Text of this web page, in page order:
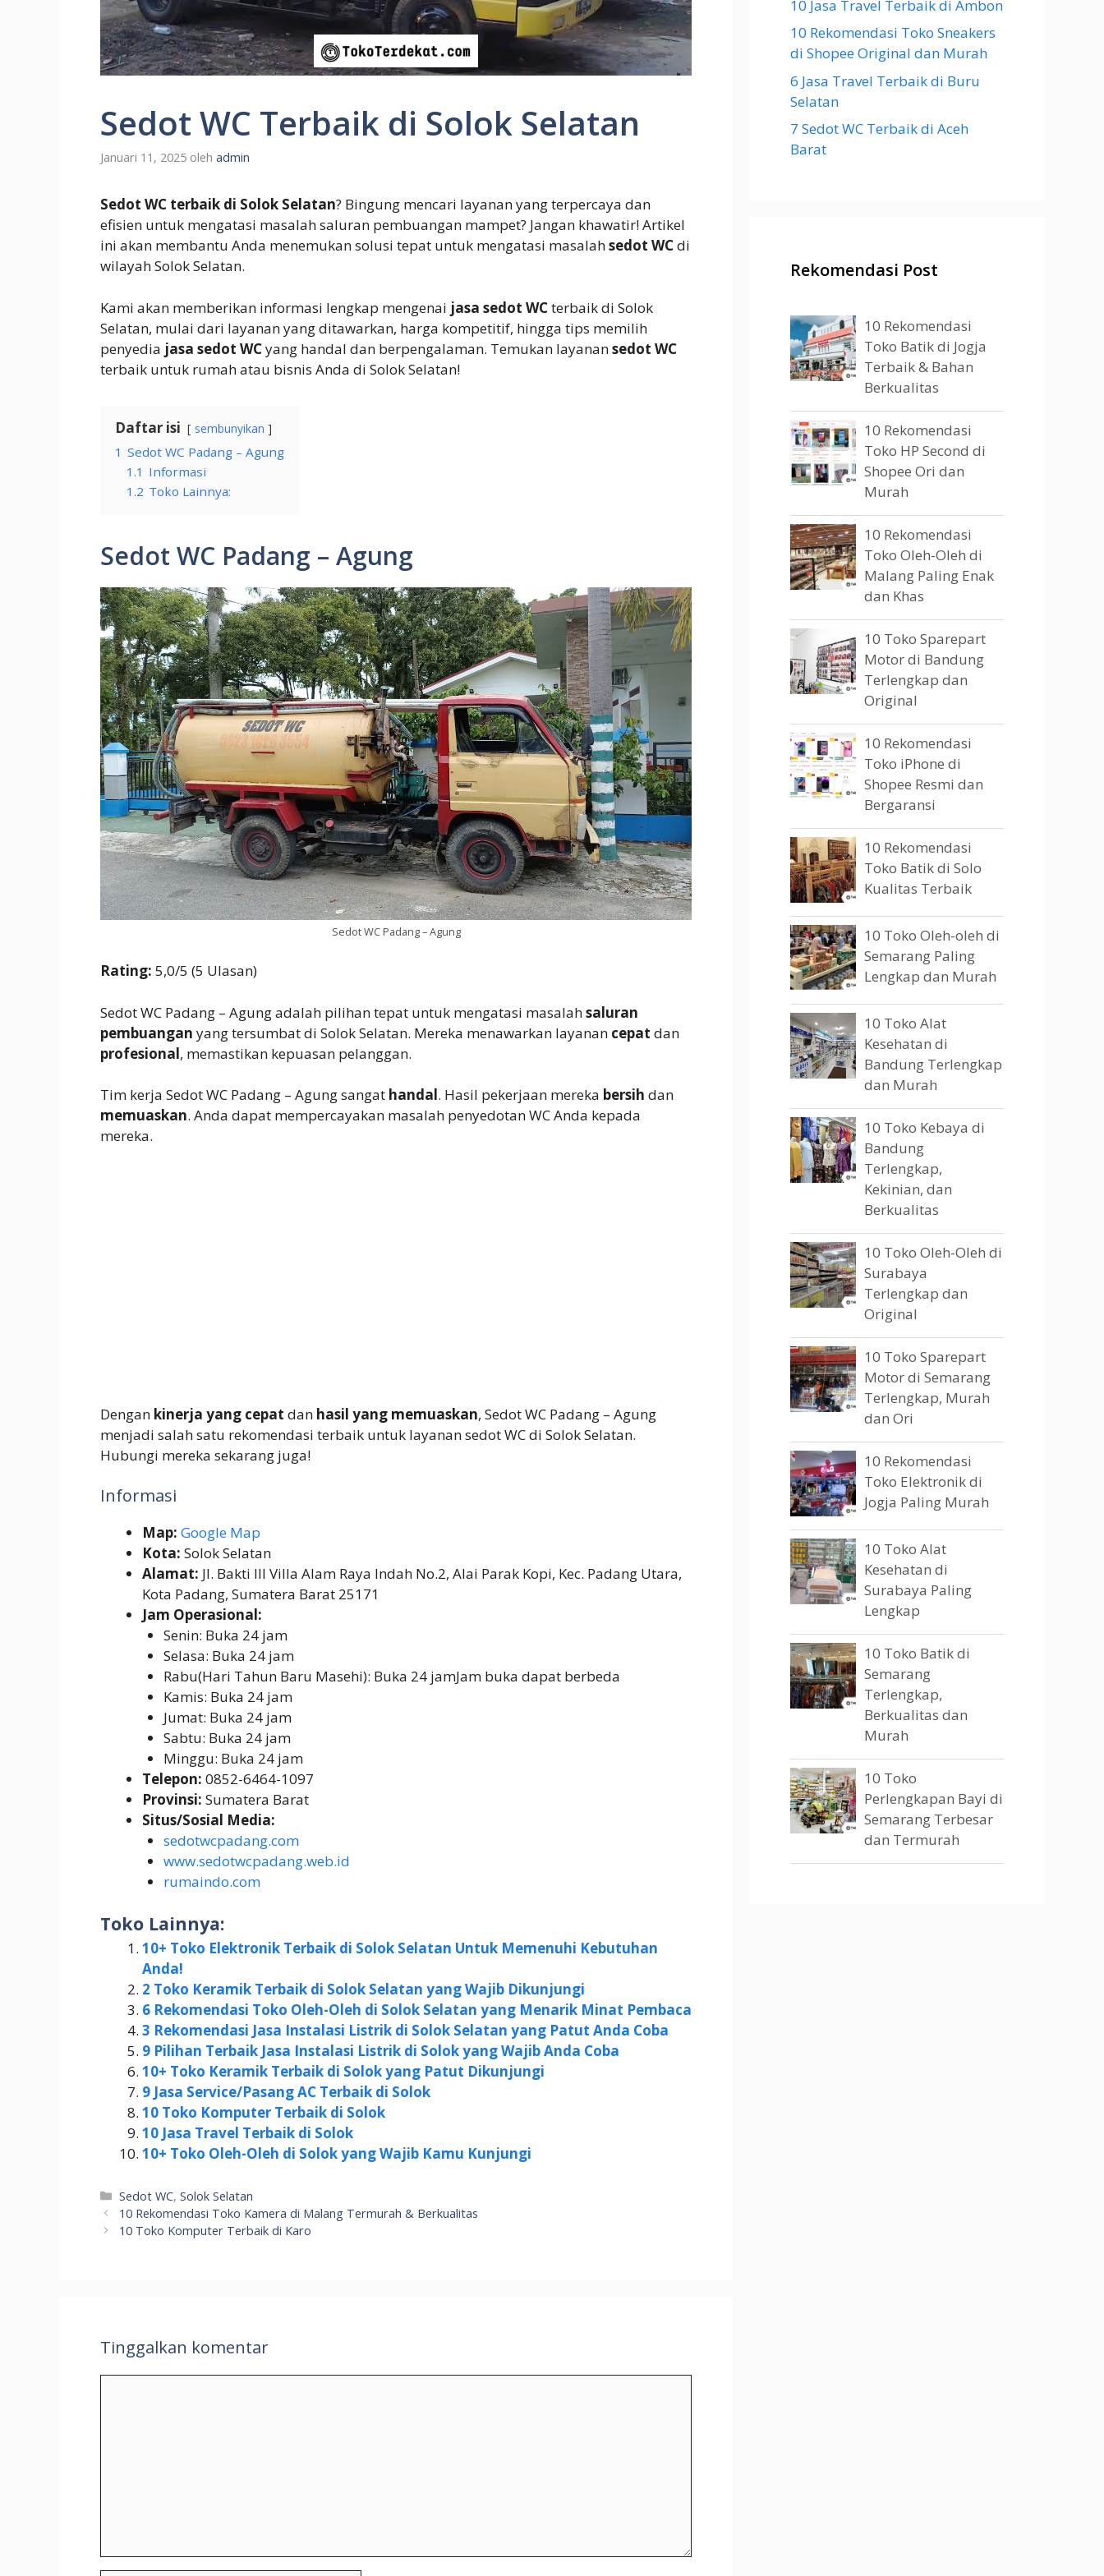
Sedot WC Terbaik di Solok Selatan
Januari 11, 2025 oleh admin
Sedot WC terbaik di Solok Selatan? Bingung mencari layanan yang terpercaya dan
efisien untuk mengatasi masalah saluran pembuangan mampet? Jangan khawatir! Artikel
ini akan membantu Anda menemukan solusi tepat untuk mengatasi masalahsedot WCdi
wilayah Solok Selatan.
Kami akan memberikan informasi lengkap mengenai jasa sedot WCterbaik di Solok
Selatan, mulai dari layanan yang ditawarkan, harga kompetitif, hingga tips memilih
penyedia jasa sedot WCyang handal dan berpengalaman. Temukan layanansedot WC
terbaik untuk rumah atau bisnis Anda di Solok Selatan!
Daftar isi sembunyikan
1 Sedot WC Padang – Agung
1.1 Informasi
1.2 Toko Lainnya:
Sedot WC Padang – Agung
Sedot WC Padang – Agung
Rating: 5,0/5 (5 Ulasan)
Sedot WC Padang – Agung adalah pilihan tepat untuk mengatasi masalahsaluran
pembuangan yang tersumbat di Solok Selatan. Mereka menawarkan layanan cepat dan
profesional, memastikan kepuasan pelanggan.
Tim kerja Sedot WC Padang – Agung sangat handal. Hasil pekerjaan mereka bersih dan
memuaskan. Anda dapat mempercayakan masalah penyedotan WC Anda kepada
mereka.
Dengan kinerja yang cepat dan hasil yang memuaskan, Sedot WC Padang – Agung
menjadi salah satu rekomendasi terbaik untuk layanan sedot WC di Solok Selatan.
Hubungi mereka sekarang juga!
Informasi
Map: Google Map
Kota: Solok Selatan
Alamat: Jl. Bakti III Villa Alam Raya Indah No.2, Alai Parak Kopi, Kec. Padang Utara,
Kota Padang, Sumatera Barat 25171
Jam Operasional:
Senin: Buka 24 jam
Selasa: Buka 24 jam
Rabu(Hari Tahun Baru Masehi): Buka 24 jamJam buka dapat berbeda
Kamis: Buka 24 jam
Jumat: Buka 24 jam
Sabtu: Buka 24 jam
Minggu: Buka 24 jam
Telepon: 0852-6464-1097
Provinsi: Sumatera Barat
Situs/Sosial Media:
sedotwcpadang.com
www.sedotwcpadang.web.id
rumaindo.com
Toko Lainnya:
10+ Toko Elektronik Terbaik di Solok Selatan Untuk Memenuhi Kebutuhan
Anda!
2 Toko Keramik Terbaik di Solok Selatan yang Wajib Dikunjungi
6 Rekomendasi Toko Oleh-Oleh di Solok Selatan yang Menarik Minat Pembaca
3 Rekomendasi Jasa Instalasi Listrik di Solok Selatan yang Patut Anda Coba
9 Pilihan Terbaik Jasa Instalasi Listrik di Solok yang Wajib Anda Coba
10+ Toko Keramik Terbaik di Solok yang Patut Dikunjungi
9 Jasa Service/Pasang AC Terbaik di Solok
10 Toko Komputer Terbaik di Solok
10 Jasa Travel Terbaik di Solok
10+ Toko Oleh-Oleh di Solok yang Wajib Kamu Kunjungi
Kategori
Sedot WC,Solok Selatan
10 Rekomendasi Toko Kamera di Malang Termurah & Berkualitas
10 Toko Komputer Terbaik di Karo
Tinggalkan komentar
10 Jasa Travel Terbaik di Ambon
10 Rekomendasi Toko Sneakers
di Shopee Original dan Murah
6 Jasa Travel Terbaik di Buru
Selatan
7 Sedot WC Terbaik di Aceh
Barat
Rekomendasi Post
10 Rekomendasi
Toko Batik di Jogja
Terbaik & Bahan
Berkualitas
10 Rekomendasi
Toko HP Second di
Shopee Ori dan
Murah
10 Rekomendasi
Toko Oleh-Oleh di
Malang Paling Enak
dan Khas
10 Toko Sparepart
Motor di Bandung
Terlengkap dan
Original
10 Rekomendasi
Toko iPhone di
Shopee Resmi dan
Bergaransi
10 Rekomendasi
Toko Batik di Solo
Kualitas Terbaik
10 Toko Oleh-oleh di
Semarang Paling
Lengkap dan Murah
10 Toko Alat
Kesehatan di
Bandung Terlengkap
dan Murah
10 Toko Kebaya di
Bandung
Terlengkap,
Kekinian, dan
Berkualitas
10 Toko Oleh-Oleh di
Surabaya
Terlengkap dan
Original
10 Toko Sparepart
Motor di Semarang
Terlengkap, Murah
dan Ori
10 Rekomendasi
Toko Elektronik di
Jogja Paling Murah
10 Toko Alat
Kesehatan di
Surabaya Paling
Lengkap
10 Toko Batik di
Semarang
Terlengkap,
Berkualitas dan
Murah
10 Toko
Perlengkapan Bayi di
Semarang Terbesar
dan Termurah